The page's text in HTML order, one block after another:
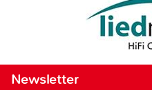
Newsletter